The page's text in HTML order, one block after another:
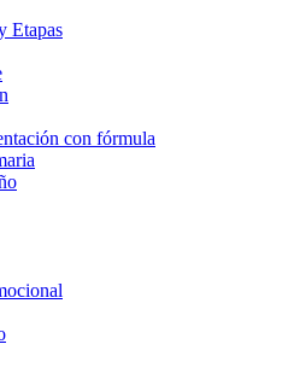
Etapas
con fórmula